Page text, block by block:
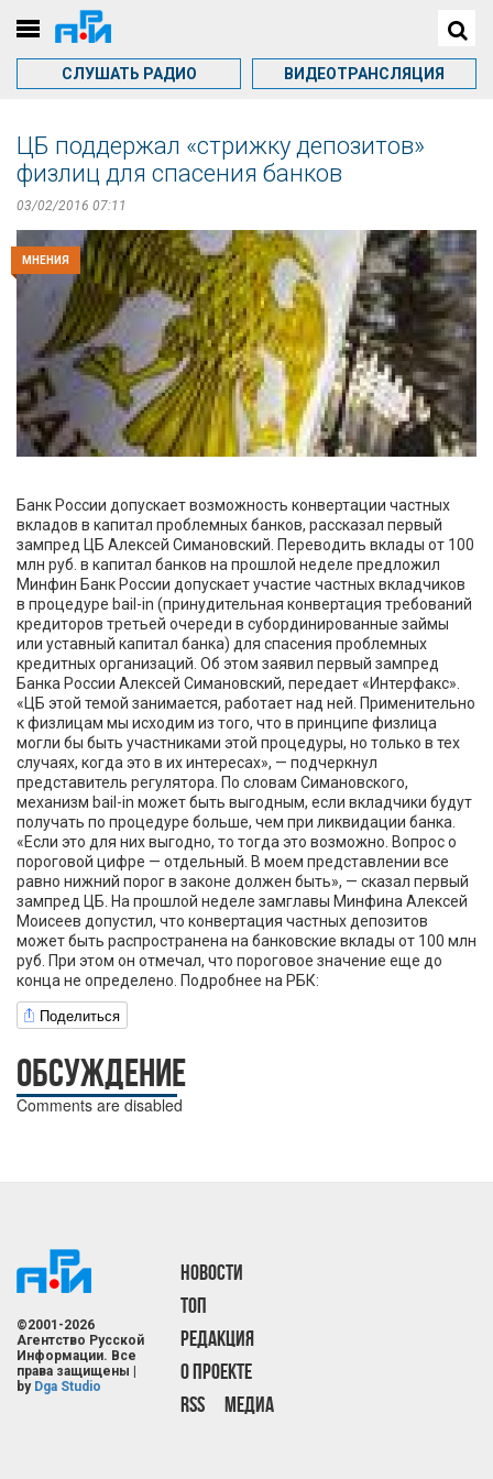
СЛУШАТЬ РАДИО ВИДЕОТРАНСЛЯЦИЯ
ЦБ поддержал «стрижку депозитов»
физлиц для спасения банков
03/02/2016 07:11
МНЕНИЯ
Банк России допускает возможность конвертации частных
вкладов в капитал проблемных банков, рассказал первый
зампред ЦБ Алексей Симановский. Переводить вклады от 100
млн руб. в капитал банков на прошлой неделе предложил
Минфин Банк России допускает участие частных вкладчиков
в процедуре bail-in (принудительная конвертация требований
кредиторов третьей очереди в субординированные займы
или уставный капитал банка) для спасения проблемных
кредитных организаций. Об этом заявил первый зампред
Банка России Алексей Симановский, передает «Интерфакс».
«ЦБ этой темой занимается, работает над ней. Применительно
к физлицам мы исходим из того, что в принципе физлица
могли бы быть участниками этой процедуры, но только в тех
случаях, когда это в их интересах», — подчеркнул
представитель регулятора. По словам Симановского,
механизм bail-in может быть выгодным, если вкладчики будут
получать по процедуре больше, чем при ликвидации банка.
«Если это для них выгодно, то тогда это возможно. Вопрос о
пороговой цифре — отдельный. В моем представлении все
равно нижний порог в законе должен быть», — сказал первый
зампред ЦБ. На прошлой неделе замглавы Минфина Алексей
Моисеев допустил, что конвертация частных депозитов
может быть распространена на банковские вклады от 100 млн
руб. При этом он отмечал, что пороговое значение еще до
конца не определено. Подробнее на РБК:
Поделиться
ОБСУЖДЕНИЕ
Comments are disabled
©2001-2026
Агентство Русской
Информации. Все
права защищены |
by Dga Studio
НОВОСТИ
ТОП
РЕДАКЦИЯ
О ПРОЕКТЕ
RSS
МЕДИА